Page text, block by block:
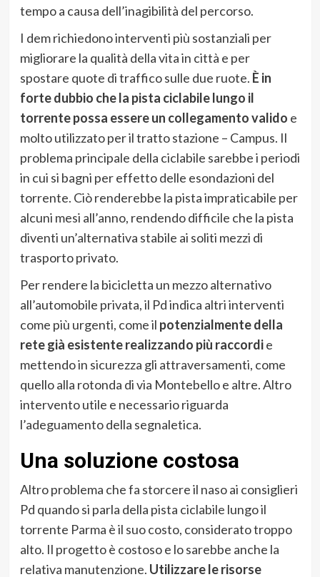
tempo a causa dell’inagibilità del percorso.
I dem richiedono interventi più sostanziali per
migliorare la qualità della vita in città e per
spostare quote di traffico sulle due ruote. È in
forte dubbio che la pista ciclabile lungo il
torrente possa essere un collegamento valido e
molto utilizzato per il tratto stazione – Campus. Il
problema principale della ciclabile sarebbe i periodi
in cui si bagni per effetto delle esondazioni del
torrente. Ciò renderebbe la pista impraticabile per
alcuni mesi all’anno, rendendo difficile che la pista
diventi un’alternativa stabile ai soliti mezzi di
trasporto privato.
Per rendere la bicicletta un mezzo alternativo
all’automobile privata, il Pd indica altri interventi
come più urgenti, come il potenzialmente della
rete già esistente realizzando più raccordie
mettendo in sicurezza gli attraversamenti, come
quello alla rotonda di via Montebello e altre. Altro
intervento utile e necessario riguarda
l’adeguamento della segnaletica.
Una soluzione costosa
Altro problema che fa storcere il naso ai consiglieri
Pd quando si parla della pista ciclabile lungo il
torrente Parma è il suo costo, considerato troppo
alto. Il progetto è costoso e lo sarebbe anche la
relativa manutenzione. Utilizzare le risorse